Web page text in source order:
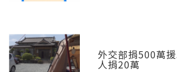
外交部捐500萬
人捐20萬